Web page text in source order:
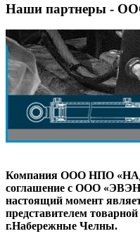
Наши партнеры -
Компания ООО НПО
соглашение с ООО
настоящий момент
представителем
г.Набережные Челны.